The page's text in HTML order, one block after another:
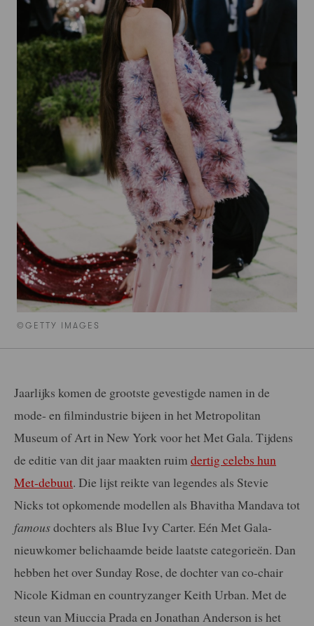
©GETTY IMAGES
Jaarlijks komen de grootste gevestigde namen in de
mode- en filmindustrie bijeen in het Metropolitan
Museum of Art in New York voor het Met Gala. Tijdens
de editie van dit jaar maakten ruim dertig celebs hun
Met-debuut. Die lijst reikte van legendes als Stevie
Nicks tot opkomende modellen als Bhavitha Mandava tot
famousdochters als Blue Ivy Carter. Eén Met Gala-
nieuwkomer belichaamde beide laatste categorieën. Dan
hebben het over Sunday Rose, de dochter van co-chair
Nicole Kidman en countryzanger Keith Urban. Met de
steun van Miuccia Prada en Jonathan Anderson is het